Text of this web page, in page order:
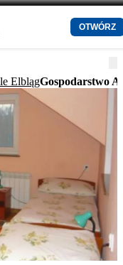
OTWÓRZ
ElblągGospodarstwo